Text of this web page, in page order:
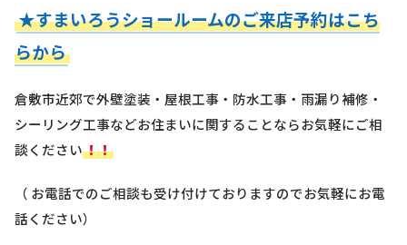
★すまいろうショールームのご来店予約はこち
らから
倉敷市近郊で外壁塗装・屋根工事・防水工事・雨漏り補修・
シーリング工事などお住まいに関することならお気軽にご相
談ください！！
（ お電話でのご相談も受け付けておりますのでお気軽にお電
話ください）